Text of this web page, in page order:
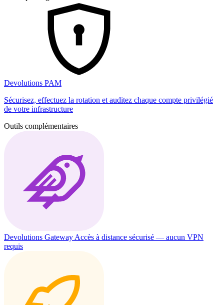
Devolutions PAM
Sécurisez, effectuez la rotation et auditez chaque compte privilégié
de votre infrastructure
Outils complémentaires
Devolutions Gateway Accès à distance sécurisé — aucun VPN
requis